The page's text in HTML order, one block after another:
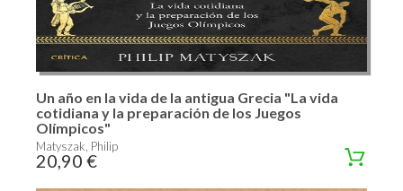
Un año en la vida de la antigua Grecia "La vida
cotidiana y la preparación de los Juegos
Olímpicos"
Matyszak, Philip
20,90 €